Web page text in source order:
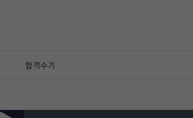
합격수기